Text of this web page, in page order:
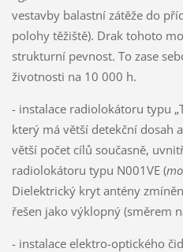
vestavby balastní zátěže do
polohy těžiště). Drak tohoto
strukturní pevnost. To zase
životnosti na 10 000 h.
- instalace radiolokátoru typu
který má větší detekční dosah
větší počet cílů současně,
radiolokátoru typu N001VE (
Dielektrický kryt antény
řešen jako výklopný (směrem
- instalace elektro-optického